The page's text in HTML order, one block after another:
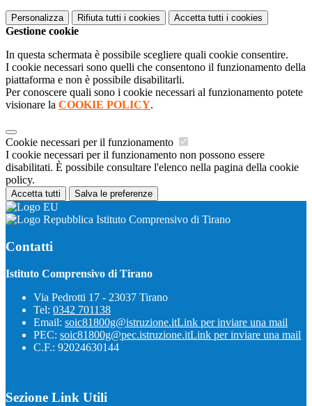
Personalizza Rifiuta tutti i cookies Accetta tutti i cookies
Gestione cookie
In questa schermata è possibile scegliere quali cookie consentire.
I cookie necessari sono quelli che consentono il funzionamento della
piattaforma e non è possibile disabilitarli.
Per conoscere quali sono i cookie necessari al funzionamento potete
visionare la COOKIE POLICY.
Cookie necessari per il funzionamento
I cookie necessari per il funzionamento non possono essere
disabilitati. È possibile consultare l'elenco nella pagina della cookie
policy.
Accetta tutti Salva le preferenze
Istituto Comprensivo di Tirano
Contatti
Istituto Comprensivo di Tirano
Via Pedrotti 17 - 23037 Tirano
Tel: 0342 701138
Email: soic81800g@istruzione.itLink per inviare una mail
PEC: soic81800g@pec.istruzione.itLink per inviare una mail
C.F.: 92024630144
Sezione Link Utili